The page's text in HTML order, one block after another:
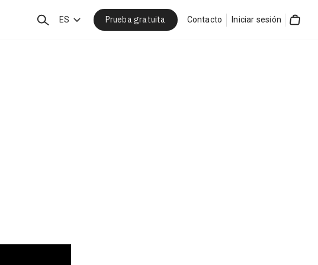
BuscarES Prueba gratuita Contacto Iniciar sesión